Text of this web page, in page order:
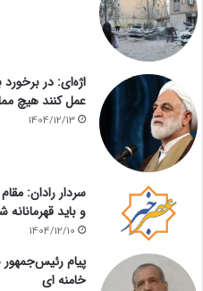
اژه‌ای: در
عمل کنند هیچ
1404/12/13
سردار رادان:
و باید
1404/12/10
پیام رئیس‌جمهور
خامنه ای